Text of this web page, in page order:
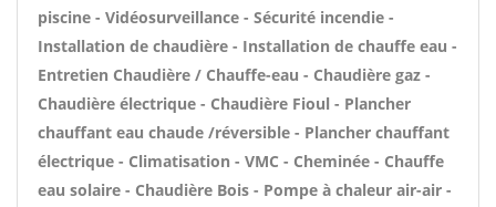
piscine - Vidéosurveillance - Sécurité incendie -
Installation de chaudière - Installation de chauffe eau -
Entretien Chaudière / Chauffe-eau - Chaudière gaz -
Chaudière électrique - Chaudière Fioul - Plancher
chauffant eau chaude /réversible - Plancher chauffant
électrique - Climatisation - VMC - Cheminée - Chauffe
eau solaire - Chaudière Bois - Pompe à chaleur air-air -